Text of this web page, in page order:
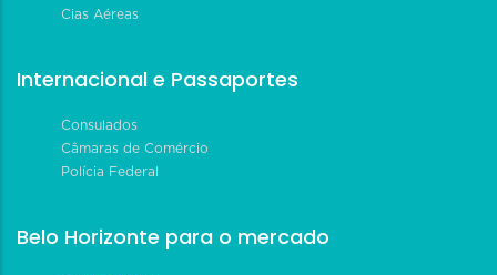
Cias Aéreas
Internacional e Passaportes
Consulados
Câmaras de Comércio
Polícia Federal
Belo Horizonte para o mercado